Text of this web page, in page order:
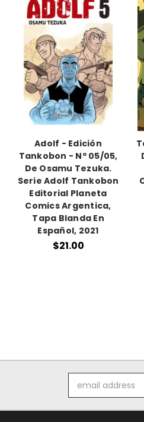
Adolf - Edición
Tankobon - Nº 05/05,
De Osamu Tezuka.
Serie Adolf Tankobon
Editorial Planeta
Comics Argentica,
Tapa Blanda En
Español, 2021
$21.00
Address